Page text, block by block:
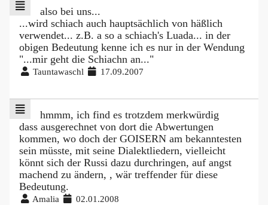
also bei uns...
...wird schiach auch hauptsächlich von häßlich
verwendet... z.B. a so a schiach's Luada... in der
obigen Bedeutung kenne ich es nur in der Wendung
"...mir geht die Schiachn an..."
Tauntawaschl 17.09.2007
hmmm, ich find es trotzdem merkwürdig
dass ausgerechnet von dort die Abwertungen
kommen, wo doch der GOISERN am bekanntesten
sein müsste, mit seine Dialektliedern, vielleicht
könnt sich der Russi dazu durchringen, auf angst
machend zu ändern, , wär treffender für diese
Bedeutung.
Amalia 02.01.2008